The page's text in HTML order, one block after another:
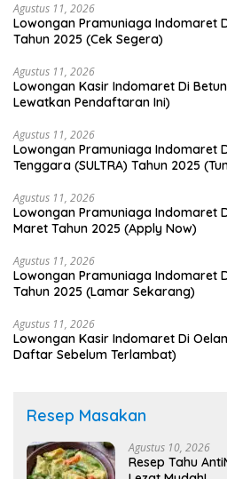
Agustus 11, 2026
Lowongan Pramuniaga Indomaret
Tahun 2025 (Cek Segera)
Agustus 11, 2026
Lowongan Kasir Indomaret Di
Lewatkan Pendaftaran Ini)
Agustus 11, 2026
Lowongan Pramuniaga Indomaret
Tenggara (SULTRA) Tahun 2025
Agustus 11, 2026
Lowongan Pramuniaga Indomaret
Maret Tahun 2025 (Apply Now)
Agustus 11, 2026
Lowongan Pramuniaga Indomaret
Tahun 2025 (Lamar Sekarang)
Agustus 11, 2026
Lowongan Kasir Indomaret Di
Daftar Sebelum Terlambat)
Resep Masakan
Agustus 10, 2026
Resep Tahu